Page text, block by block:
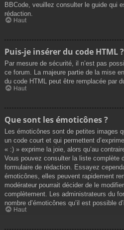
BBCode, veuillez consulter le guide qui
rédaction.
Haut
Puis-je insérer du code HTML ?
Par mesure de sécurité, il n’est pas
ce forum. La majeure partie de la mise
du code HTML peut être remplacée par
Haut
Que sont les émoticônes ?
Les émoticônes sont de petites images
un code court et qui permettent
« :) » exprime la joie, alors qu’au
Vous pouvez consulter la liste complète
formulaire de rédaction. Essayez
émoticônes, elles peuvent rapidement
modérateur pourrait décider de le
complètement. Les administrateurs du
nombre d’émoticônes qu’il est possible
Haut